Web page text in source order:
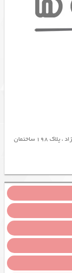
آدرس : تهران ، بلوار مرزداران ، بعد از خیابان رضایی نژاد ، پلاک 198 ساختمان